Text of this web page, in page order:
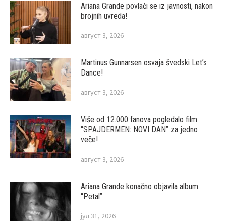
Ariana Grande povlači se iz javnosti, nakon
brojnih uvreda!
август 3, 2026
Martinus Gunnarsen osvaja švedski Let’s
Dance!
август 3, 2026
Više od 12.000 fanova pogledalo film
“SPAJDERMEN: NOVI DAN” za jedno
veče!
август 3, 2026
Ariana Grande konačno objavila album
“Petal”
јул 31, 2026